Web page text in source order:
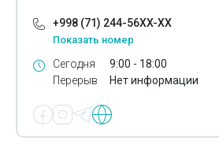
+998 (71) 244-56XX-XX
Показать номер
Сегодня
Перерыв
9:00 - 18:00
Нет информации